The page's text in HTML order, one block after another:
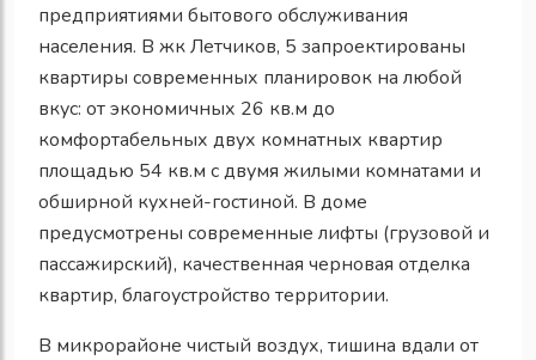
предприятиями бытового обслуживания
населения. В жк Летчиков, 5 запроектированы
квартиры современных планировок на любой
вкус: от экономичных 26 кв.м до
комфортабельных двух комнатных квартир
площадью 54 кв.м с двумя жилыми комнатами и
обширной кухней-гостиной. В доме
предусмотрены современные лифты (грузовой и
пассажирский), качественная черновая отделка
квартир, благоустройство территории.
В микрорайоне чистый воздух, тишина вдали от